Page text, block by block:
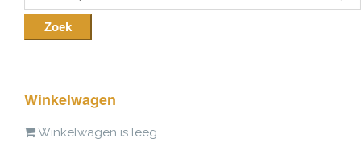
Zoek
Winkelwagen
Winkelwagen is leeg